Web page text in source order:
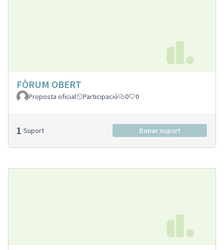
FÒRUM OBERT
Proposta oficial Participació 0 0
1 Suport Donar suport